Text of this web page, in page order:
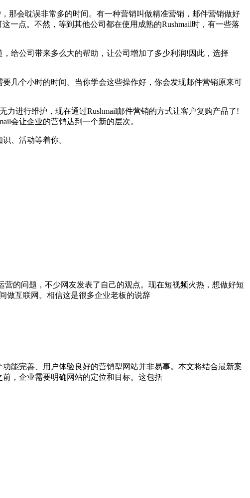
那会耽误非常多的时间。有一种营销叫做精准营销，邮件营销做好
一点。不然，等到其他公司都在使用成熟的Rushmail时，有一些落
给公司带来多么大的帮助，让公司增加了多少利润!因此，选择
几个小时的时间。当你学会这些操作好，你会发现邮件营销原来可
进行维护，现在通过Rushmail邮件营销的方式让客户复购产品了!
会让企业的营销达到一个新的层次。
、活动等着你。
的问题，不少网友发表了自己的观点。现在短视频火热，想做好短
做互联网。相信这是很多企业老板的说辞
能完善、用户体验良好的营销型网站并非易事。本文将结合最新案
，企业需要明确网站的定位和目标。这包括